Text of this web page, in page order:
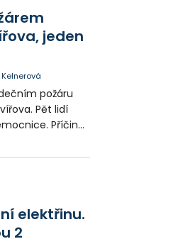
který včas
jeden
požáru
Pět lidí
Příčina
elektřinu.
2